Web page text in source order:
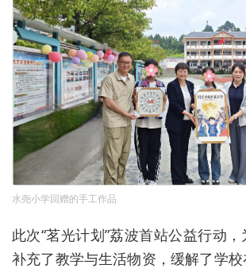
水尧小学回赠的手工作品
此次“茗光计划”荔波首站公益行动
补充了教学与生活物资，缓解了学